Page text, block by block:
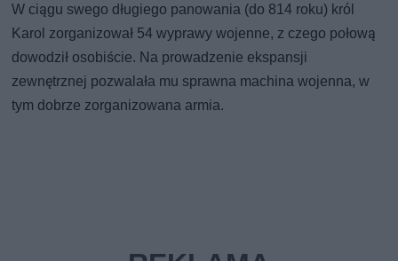
W ciągu swego długiego panowania (do 814 roku) król
Karol zorganizował 54 wyprawy wojenne, z czego połową
dowodził osobiście. Na prowadzenie ekspansji
zewnętrznej pozwalała mu sprawna machina wojenna, w
tym dobrze zorganizowana armia.